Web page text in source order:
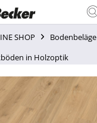
SHOP Bodenbeläge
in Holzoptik